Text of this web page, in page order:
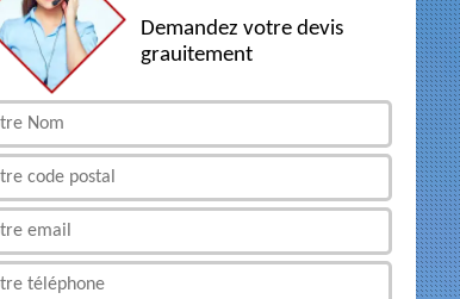
Demandez votre devis
grauitement